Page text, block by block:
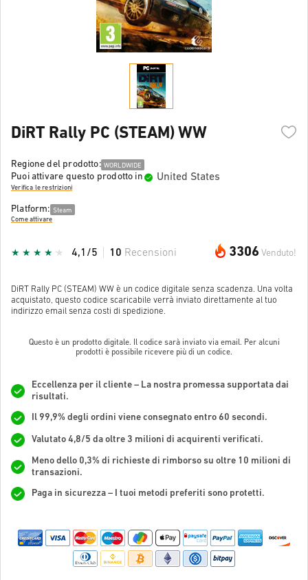
DiRT Rally PC (STEAM) WW
Regione del prodotto: WORLDWIDE
Puoi attivare questo prodotto in United States
Verifica le restrizioni
Platform: Steam
Come attivare
3306 Venduto!
4,1/5 10 Recensioni
DiRT Rally PC (STEAM) WW è un codice digitale senza scadenza. Una volta
acquistato, questo codice scaricabile verrà inviato direttamente al tuo
indirizzo email senza costi di spedizione.
Questo è un prodotto digitale. Il codice sarà inviato via email. Per alcuni
prodotti è possibile ricevere più di un codice.
Eccellenza per il cliente – La nostra promessa supportata dai
risultati.
Il 99,9% degli ordini viene consegnato entro 60 secondi.
Valutato 4,8/5 da oltre 3 milioni di acquirenti verificati.
Meno dello 0,3% di richieste di rimborso su oltre 10 milioni di
transazioni.
Paga in sicurezza – I tuoi metodi preferiti sono protetti.